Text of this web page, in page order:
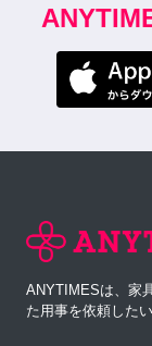
ANYTIMESは、家
た用事を依頼した